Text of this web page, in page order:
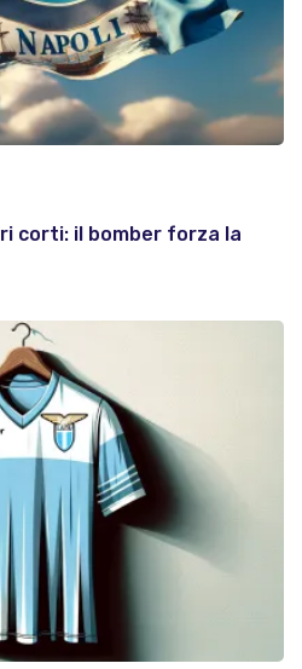
corti: il bomber forza la